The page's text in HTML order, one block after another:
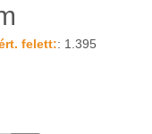
felett:: 1.395